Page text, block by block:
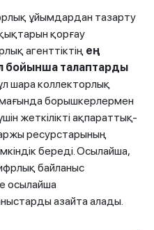
ұйымдардан тазарту
қорғау
агенттіктің ең
бойынша талаптарды
шара коллекторлық
борышкерлермен
жеткілікті ақпараттық-
ресурстарының
береді. Осылайша,
байланыс
осылайша
азайта алады.